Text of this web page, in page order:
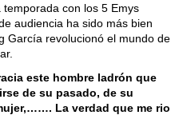
con los 5 Emys
audiencia ha sido más bien
García revolucionó el mundo de
este hombre ladrón que
de su pasado, de su
La verdad que me rio